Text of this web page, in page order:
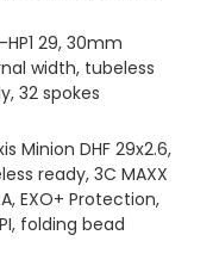
HP1 29, 30mm
width, tubeless
32 spokes
Minion DHF 29x2.6,
ready, 3C MAXX
EXO+ Protection,
folding bead